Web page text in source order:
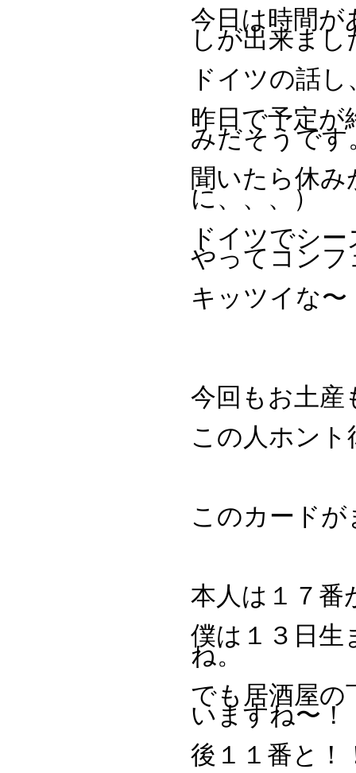
今日は時間が
しが出来まし
ドイツの話
昨日で予定が
みだそうです
聞いたら休
に、、、）
ドイツでシ
やってコンフ
キッツイな〜
今回もお土産
この人ホン
このカード
本人は１７番
僕は１３日生
ね。
でも居酒屋の
いますね〜！
後１１番と！